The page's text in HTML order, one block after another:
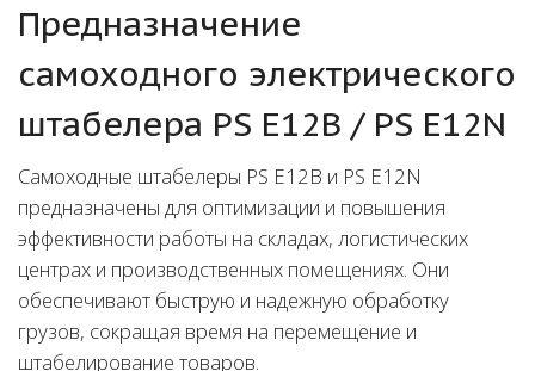
Предназначение
cамоходного электрического
штабелера PS E12B / PS E12N
Самоходные штабелеры PS E12B и PS E12N
предназначены для оптимизации и повышения
эффективности работы на складах, логистических
центрах и производственных помещениях. Они
обеспечивают быструю и надежную обработку
грузов, сокращая время на перемещение и
штабелирование товаров.